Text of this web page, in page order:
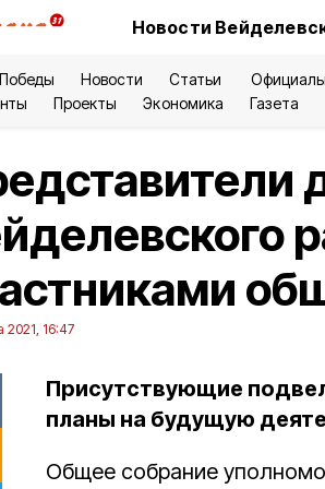
Новости
Новости Статьи
Проекты Экономика Газета
2021, 16:47
Присутствующие
планы на будущую
Общее собрание